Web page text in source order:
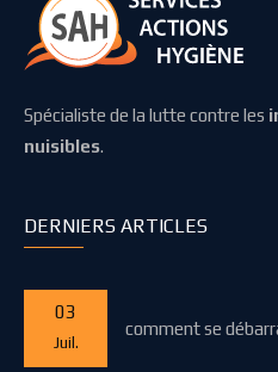
Spécialiste de la lutte contre les
nuisibles.
DERNIERS ARTICLES
03
Juil.
comment se